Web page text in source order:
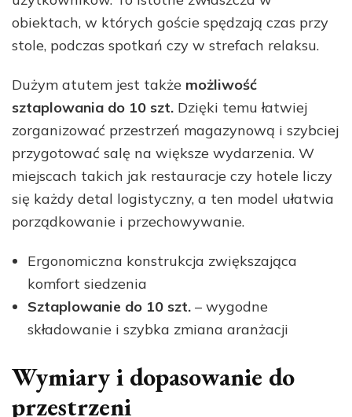
obiektach, w których goście spędzają czas przy
stole, podczas spotkań czy w strefach relaksu.
Dużym atutem jest także możliwość
sztaplowania do 10 szt. Dzięki temu łatwiej
zorganizować przestrzeń magazynową i szybciej
przygotować salę na większe wydarzenia. W
miejscach takich jak restauracje czy hotele liczy
się każdy detal logistyczny, a ten model ułatwia
porządkowanie i przechowywanie.
Ergonomiczna konstrukcja zwiększająca
komfort siedzenia
Sztaplowanie do 10 szt. – wygodne
składowanie i szybka zmiana aranżacji
Wymiary i dopasowanie do
przestrzeni